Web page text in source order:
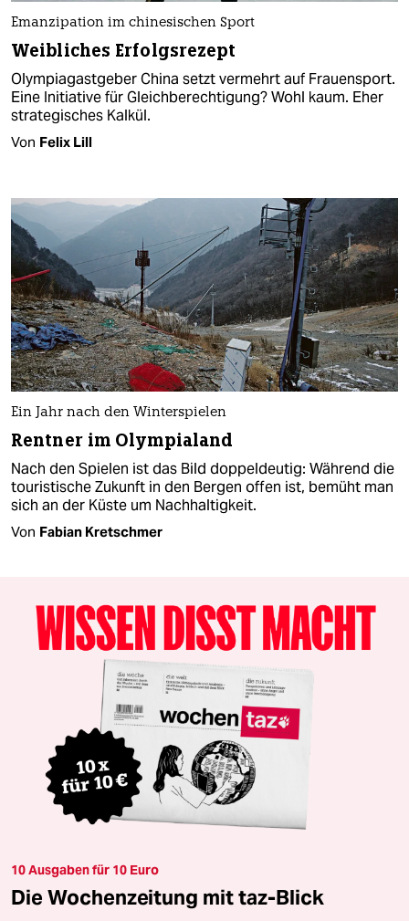
Emanzipation im chinesischen Sport
Weibliches Erfolgsrezept
Olympiagastgeber China setzt vermehrt auf Frauensport.
Eine Initiative für Gleichberechtigung? Wohl kaum. Eher
strategisches Kalkül.
Von Felix Lill
Ein Jahr nach den Winterspielen
Rentner im Olympialand
Nach den Spielen ist das Bild doppeldeutig: Während die
touristische Zukunft in den Bergen offen ist, bemüht man
sich an der Küste um Nachhaltigkeit.
Von Fabian Kretschmer
10 Ausgaben für 10 Euro
Die Wochenzeitung mit taz-Blick